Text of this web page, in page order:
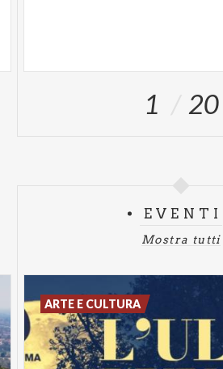
1 20
EVENTI
Mostra tutti
ARTE E CULTURA